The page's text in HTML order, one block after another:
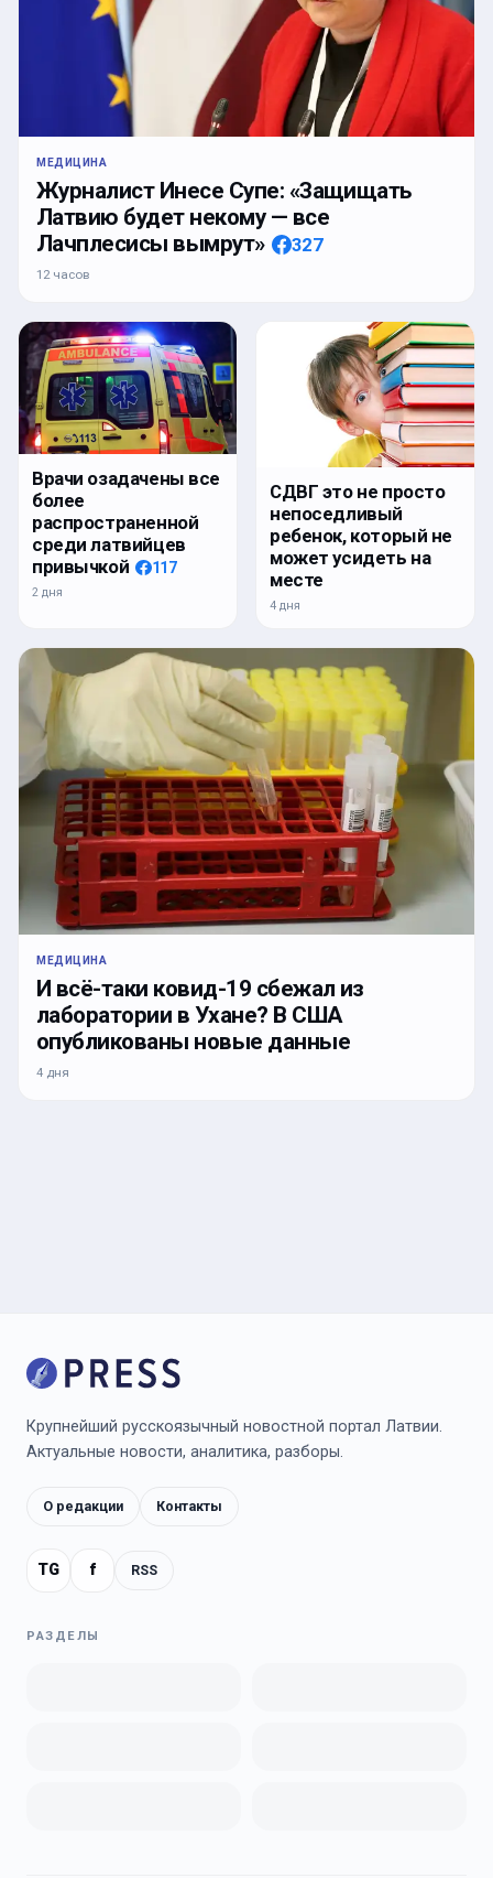
МЕДИЦИНА
Журналист Инесе Супе: «Защищать
Латвию будет некому — все
Лачплесисы вымрут»
327
12 часов
Врачи озадачены все
более
распространенной
среди латвийцев
привычкой
117
2 дня
СДВГ это не просто
непоседливый
ребенок, который не
может усидеть на
месте
4 дня
МЕДИЦИНА
И всё-таки ковид-19 сбежал из
лаборатории в Ухане? В США
опубликованы новые данные
4 дня
Крупнейший русскоязычный новостной портал Латвии.
Актуальные новости, аналитика, разборы.
О редакции Контакты
TG f RSS
РАЗДЕЛЫ